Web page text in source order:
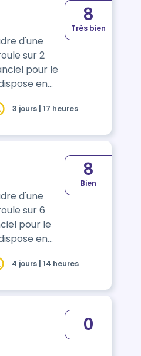
d'une
sur 2
pour le
en
8
Très bien
3 jours | 17 heures
d'une
sur 6
en
8
Bien
4 jours | 14 heures
0